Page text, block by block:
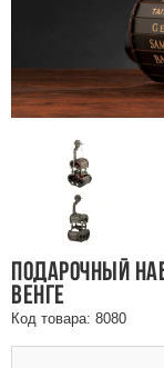
ПОДАРОЧНЫЙ
ВЕНГЕ
Код товара: 8080